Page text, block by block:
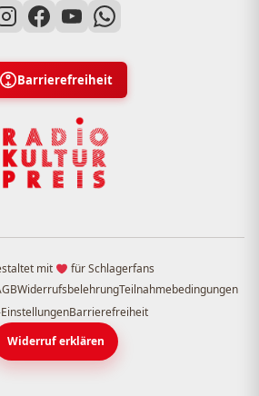
Barrierefreiheit
mit
für Schlagerfans
WiderrufsbelehrungTeilnahmebedingungen
Barrierefreiheit
Widerruf erklären